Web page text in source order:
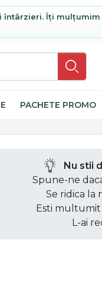
Îți
PACHETE PROMO
Nu stii
Spune-ne
Se ridica la
Esti
L-ai